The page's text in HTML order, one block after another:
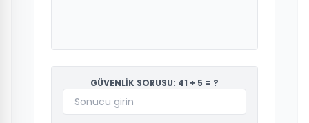
GÜVENLİK SORUSU: 41 + 5 = ?